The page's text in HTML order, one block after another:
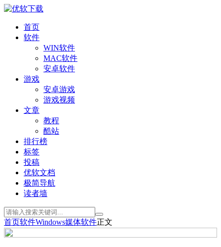
首页
软件
WIN软件
MAC软件
安卓软件
游戏
安卓游戏
游戏视频
文章
教程
酷站
排行榜
标签
投稿
优软文档
极简导航
读者墙
首页软件Windows媒体软件正文